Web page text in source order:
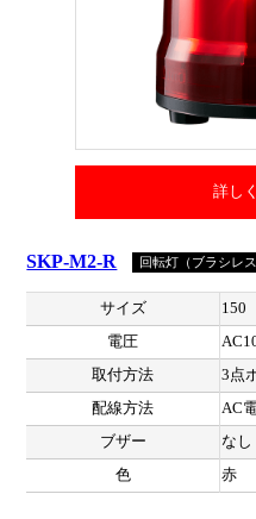
詳し
SKP-M2-R 回転灯（ブラシレ
サイズ
150
電圧
取付方法
3点
配線方法
AC
ブザー
なし
色
赤